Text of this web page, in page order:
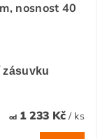
nosnost 40
od1 233 Kč / ks